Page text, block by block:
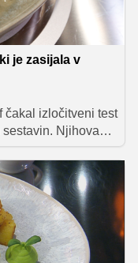
je zasijala v
čakal izločitveni test
Njihova
iz nenavadnih
in
ki si je s
na balkonu.